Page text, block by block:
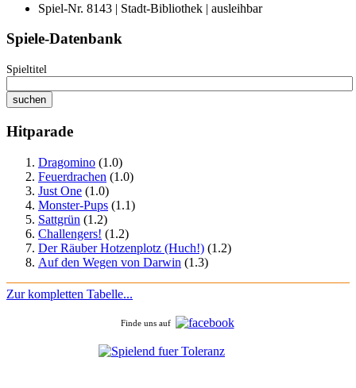
Spiel-Nr. 8143 | Stadt-Bibliothek | ausleihbar
Spiele-Datenbank
Spieltitel
Hitparade
Dragomino (1.0)
Feuerdrachen (1.0)
Just One (1.0)
Monster-Pups (1.1)
Sattgrün (1.2)
Challengers! (1.2)
Der Räuber Hotzenplotz (Huch!) (1.2)
Auf den Wegen von Darwin (1.3)
Zur kompletten Tabelle...
Finde uns auf